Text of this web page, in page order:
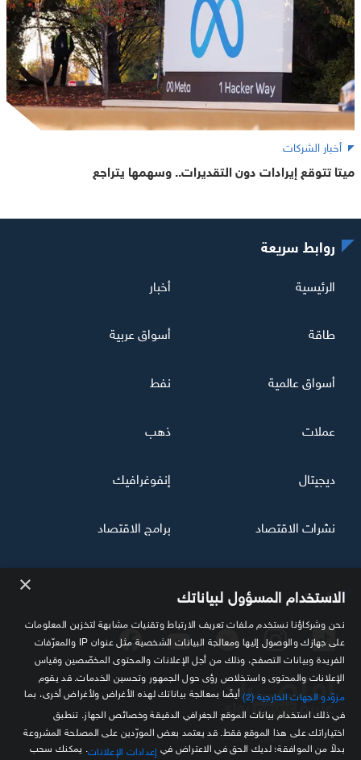
أخبار الشركات
ميتا تتوقع إيرادات دون التقديرات.. وسهمها يتراجع
تابعنا
مصدرك الموثوق للمعلومة الاقتصادية
روابط سريعة
الرئيسية أخبار
طاقة أسواق عربية
أسواق عالمية نفط
عملات ذهب
ديجيتال إنفوغرافيك
نشرات الاقتصاد برامج الاقتصاد
× الاستخدام المسؤول لبياناتك
نحن وشركاؤنا نستخدم ملفات تعريف الارتباط وتقنيات مشابهة لتخزين المعلومات
على جهازك والوصول إليها ومعالجة البيانات الشخصية مثل عنوان IP والمعرّفات
الفريدة وبيانات التصفح، وذلك من أجل الإعلانات والمحتوى المخصّصين وقياس
الإعلانات والمحتوى واستخلاص رؤى حول الجمهور وتحسين الخدمات. قد يقوم
مزوّدو الجهات الخارجية (2)
أيضًا بمعالجة بياناتك لهذه الأغراض ولأغراض أخرى، بما
في ذلك استخدام بيانات الموقع الجغرافي الدقيقة وخصائص الجهاز. تنطبق
اختياراتك على هذا الموقع فقط. قد يعتمد بعض المورّدين على المصلحة المشروعة
بدلاً من الموافقة؛ لديك الحق في الاعتراض في إعدادات الإعلانات . يمكنك سحب